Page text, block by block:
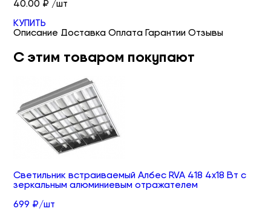
40.00 ₽ /шт
КУПИТЬ
Описание Доставка Оплата Гарантии Отзывы
С этим товаром покупают
Светильник встраиваемый Албес RVA 418 4х18 Вт с
зеркальным алюминиевым отражателем
699 ₽/шт